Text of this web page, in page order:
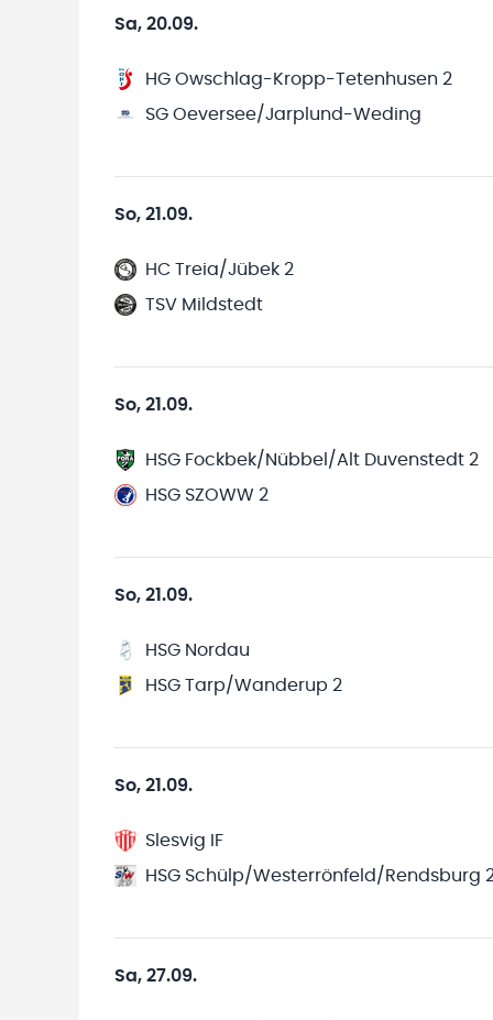
Sa, 20.09.
HG Owschlag-Kropp-Tetenhusen 2
SG Oeversee/Jarplund-Weding
So, 21.09.
HC Treia/Jübek 2
TSV Mildstedt
So, 21.09.
HSG Fockbek/Nübbel/Alt Duvenstedt 2
HSG SZOWW 2
So, 21.09.
HSG Nordau
HSG Tarp/Wanderup 2
So, 21.09.
Slesvig IF
HSG Schülp/Westerrönfeld/Rendsburg
Sa, 27.09.